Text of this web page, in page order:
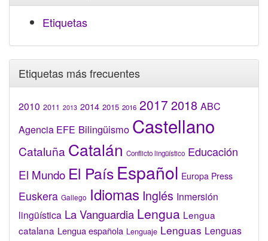
Etiquetas
Etiquetas más frecuentes
2010 2011 2013 2014 2015 2016 2017 2018 ABC
Agencia EFE Bilingüismo Castellano
Cataluña Catalán Conflicto lingüístico Educación
El Mundo El País Español Europa Press
Euskera Gallego Idiomas Inglés Inmersión
lingüística La Vanguardia Lengua Lengua
catalana Lengua española Lenguaje Lenguas Lenguas